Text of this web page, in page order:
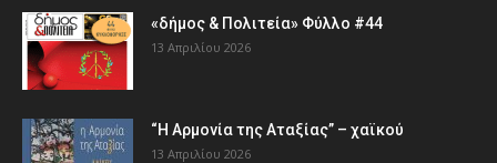
«δήμος & Πολιτεία» Φύλλο #44
13 Απριλίου 2026
“Η Αρμονία της Αταξίας” – χαϊκού
13 Απριλίου 2026